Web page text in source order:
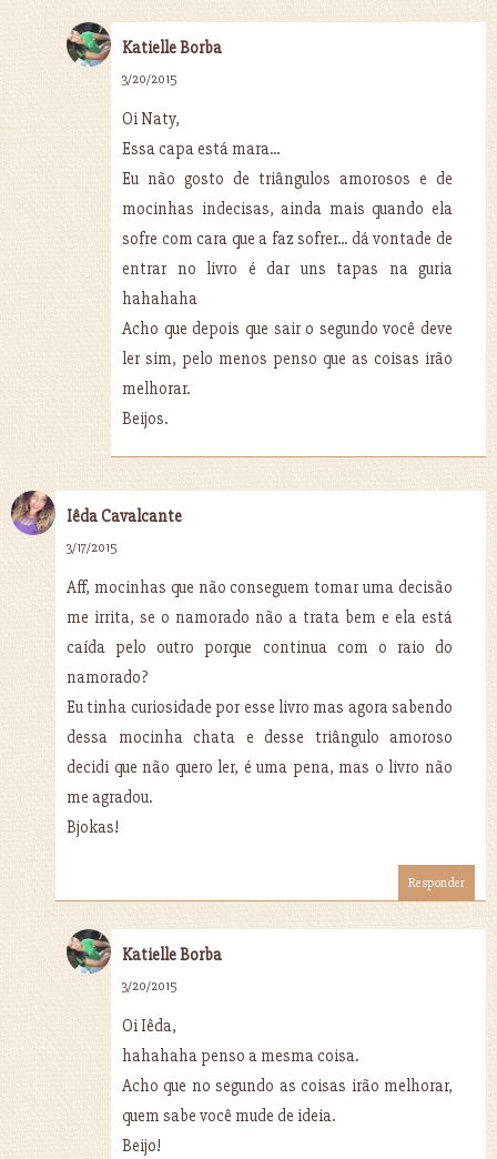
Katielle Borba
3/20/2015
Oi Naty,
Essa capa está mara...
Eu não gosto de triângulos amorosos e de
mocinhas indecisas, ainda mais quando ela
sofre com cara que a faz sofrer... dá vontade de
entrar no livro é dar uns tapas na guria
hahahaha
Acho que depois que sair o segundo você deve
ler sim, pelo menos penso que as coisas irão
melhorar.
Beijos.
Iêda Cavalcante
3/17/2015
Aff, mocinhas que não conseguem tomar uma decisão
me irrita, se o namorado não a trata bem e ela está
caída pelo outro porque continua com o raio do
namorado?
Eu tinha curiosidade por esse livro mas agora sabendo
dessa mocinha chata e desse triângulo amoroso
decidi que não quero ler, é uma pena, mas o livro não
me agradou.
Bjokas!
Responder
Katielle Borba
3/20/2015
Oi Iêda,
hahahaha penso a mesma coisa.
Acho que no segundo as coisas irão melhorar,
quem sabe você mude de ideia.
Beijo!